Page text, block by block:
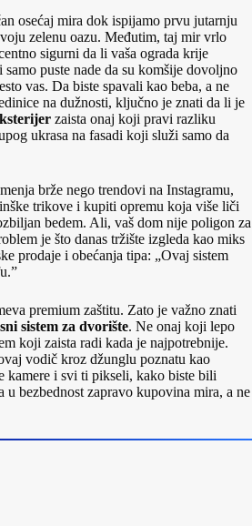
osećaj mira dok ispijamo prvu jutarnju
zelenu oazu. Međutim, taj mir vrlo
sigurni da li vaša ograda krije
puste nade da su komšije dovoljno
vas. Da biste spavali kao beba, a ne
na dužnosti, ključno je znati da li je
zaista onaj koji pravi razliku
ukrasa na fasadi koji služi samo da
brže nego trendovi na Instagramu,
trikove i kupiti opremu koja više liči
bedem. Ali, vaš dom nije poligon za
je što danas tržište izgleda kao miks
prodaje i obećanja tipa: „Ovaj sistem
premium zaštitu. Zato je važno znati
sistem za dvorište. Ne onaj koji lepo
koji zaista radi kada je najpotrebnije.
vodič kroz džunglu poznatu kao
kamere i svi ti pikseli, kako biste bili
u bezbednost zapravo kupovina mira, a ne